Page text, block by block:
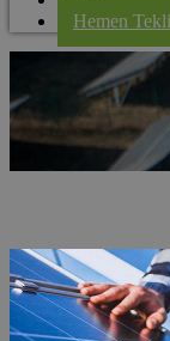
Hemen